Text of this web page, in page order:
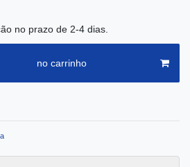
no prazo de 2-4 dias.
no carrinho